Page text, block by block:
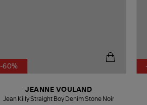
-60%
JEANNE VOULAND
Jean Killy Straight Boy Denim Stone Noir